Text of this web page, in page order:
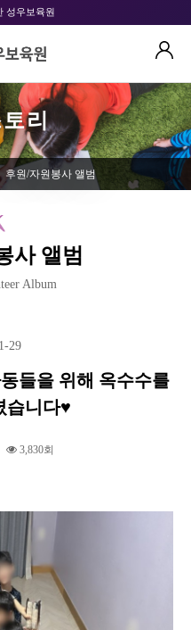
성우보육원
리
후원/자원봉사 앨범
사 앨범
Album
29
들을 위해 옥수수를
습니다♥
3,830회